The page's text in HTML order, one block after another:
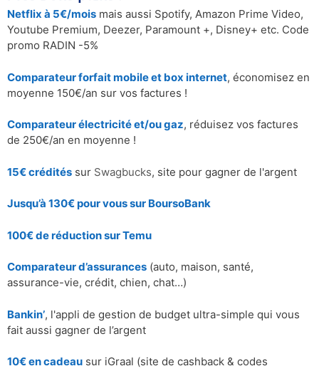
Netflix à 5€/mois mais aussi Spotify, Amazon Prime Video,
Youtube Premium, Deezer, Paramount +, Disney+ etc. Code
promo RADIN -5%
Comparateur forfait mobile et box internet, économisez en
moyenne 150€/an sur vos factures !
Comparateur électricité et/ou gaz, réduisez vos factures
de 250€/an en moyenne !
15€ crédités sur Swagbucks, site pour gagner de l'argent
Jusqu’à 130€ pour vous sur BoursoBank
100€ de réduction surTemu
Comparateur d’assurances (auto, maison, santé,
assurance-vie, crédit, chien, chat…)
Bankin’, l'appli de gestion de budget ultra-simple qui vous
fait aussi gagner de l’argent
10€ en cadeau sur iGraal (site de cashback & codes